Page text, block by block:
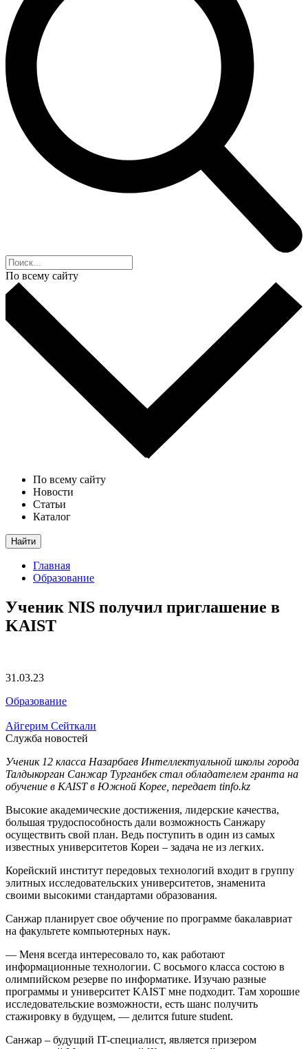
По всему сайту
По всему сайту
Новости
Статьи
Каталог
Найти
Главная
Образование
Ученик NIS получил приглашение в
KAIST
31.03.23
Образование
Айгерим Сейткали
Служба новостей
Ученик 12 класса Назарбаев Интеллектуальной школы города
Талдыкорган Санжар Турганбек стал обладателем гранта на
обучение в KAIST в Южной Корее, передает tinfo.kz
Высокие академические достижения, лидерские качества,
большая трудоспособность дали возможность Санжару
осуществить свой план. Ведь поступить в один из самых
известных университетов Кореи – задача не из легких.
Корейский институт передовых технологий входит в группу
элитных исследовательских университетов, знаменита
своими высокими стандартами образования.
Санжар планирует свое обучение по программе бакалавриат
на факультете компьютерных наук.
— Меня всегда интересовало то, как работают
информационные технологии. С восьмого класса состою в
олимпийском резерве по информатике. Изучаю разные
программы и университет KAIST мне подходит. Там хорошие
исследовательские возможности, есть шанс получить
стажировку в будущем, — делится future student.
Санжар – будущий IT-специалист, является призером